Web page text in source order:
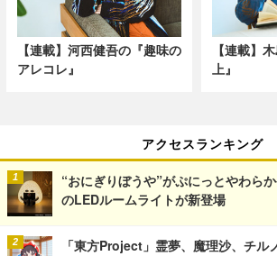
【連載】河西健吾の『趣味の
アレコレ』
【連載】
上』
アクセスランキング
“おにぎりぼうや”がぷにっとやわら
のLEDルームライトが新登場
「東方Project」霊夢、魔理沙、チル